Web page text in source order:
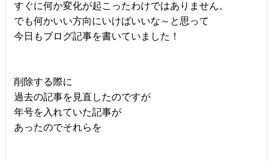
すぐに何か変化が起こったわけではありません。
でも何かいい方向にいけばいいな～と思って
今日もブログ記事を書いていました！
削除する際に
過去の記事を見直したのですが
年号を入れていた記事が
あったのでそれらを